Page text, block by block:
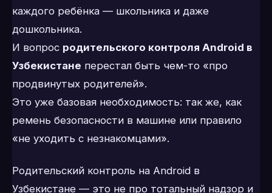
каждого ребёнка — школьника и даже
дошкольника.
И вопрос родительского контроля Android в
Узбекистане перестал быть чем-то «про
продвинутых родителей».
Это уже базовая необходимость: так же, как
ремень безопасности в машине или правило
«не уходить с незнакомцами».
Родительский контроль на Android в
Узбекистане — это не про тотальный надзор и